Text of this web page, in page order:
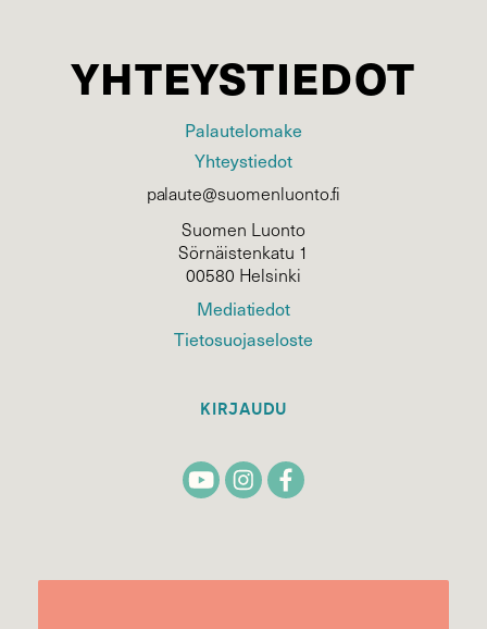
YHTEYSTIEDOT
Palautelomake
Yhteystiedot
palaute@suomenluonto.fi
Suomen Luonto
Sörnäistenkatu 1
00580 Helsinki
Mediatiedot
Tietosuojaseloste
KIRJAUDU